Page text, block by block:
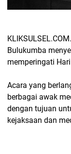
Bulukumba
memperingati
Acara yang
berbagai awak
dengan tujuan
kejaksaan dan